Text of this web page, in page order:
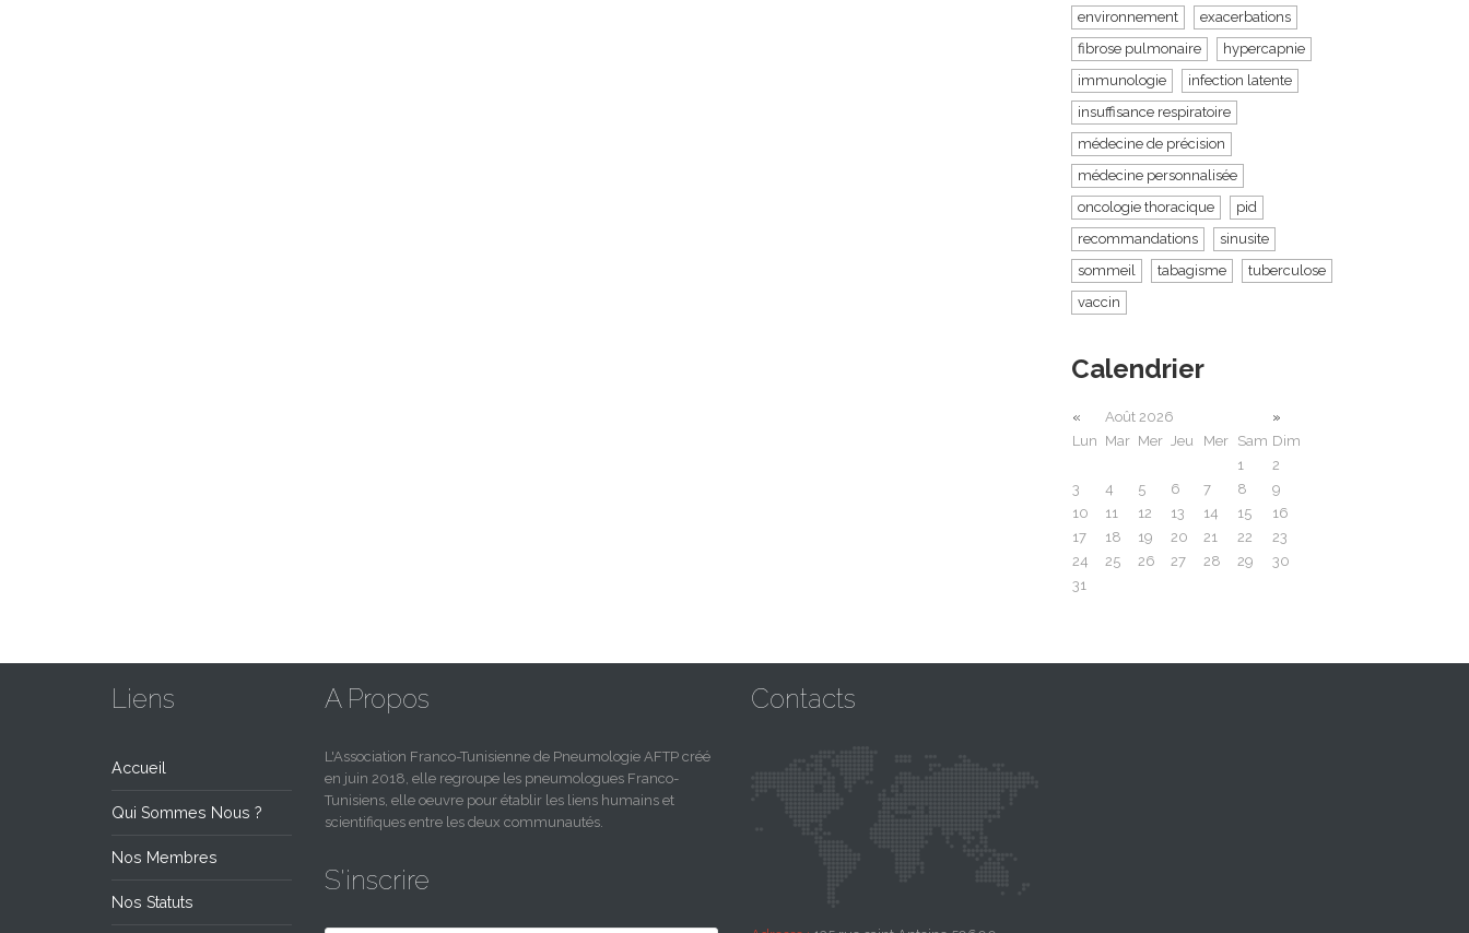
environnement
exacerbations
fibrose pulmonaire
hypercapnie
immunologie
infection latente
insuffisance respiratoire
médecine de précision
médecine personnalisée
oncologie thoracique
pid
recommandations
sinusite
sommeil
tabagisme
tuberculose
vaccin
Calendrier
« Août 2026
»
Lun Mar Mer Jeu Mer Sam Dim
1
2
3
4 5 6 7 8
9
10
11 12 13 14 15
16
17
18 19 20 21 22
23
24
25 26 27 28 29
30
31
Liens
Accueil
Qui Sommes Nous ?
Nos Membres
Nos Statuts
A Propos
L'Association Franco-Tunisienne de Pneumologie AFTP créé
en juin 2018, elle regroupe les pneumologues Franco-
Tunisiens, elle oeuvre pour établir les liens humains et
scientifiques entre les deux communautés.
S'inscrire
Contacts